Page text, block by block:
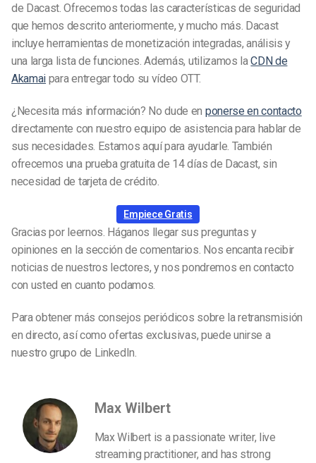
de Dacast. Ofrecemos todas las características de seguridad
que hemos descrito anteriormente, y mucho más. Dacast
incluye herramientas de monetización integradas, análisis y
una larga lista de funciones. Además, utilizamos laCDN de
Akamai para entregar todo su vídeo OTT.
¿Necesita más información? No dude en ponerse en contacto
directamente con nuestro equipo de asistencia para hablar de
sus necesidades. Estamos aquí para ayudarle. También
ofrecemos una prueba gratuita de 14 días de Dacast, sin
necesidad de tarjeta de crédito.
Empiece Gratis
Gracias por leernos. Háganos llegar sus preguntas y
opiniones en la sección de comentarios. Nos encanta recibir
noticias de nuestros lectores, y nos pondremos en contacto
con usted en cuanto podamos.
Para obtener más consejos periódicos sobre la retransmisión
en directo, así como ofertas exclusivas, puede unirse a
nuestro grupo de LinkedIn.
Max Wilbert
Max Wilbert is a passionate writer, live
streaming practitioner, and has strong